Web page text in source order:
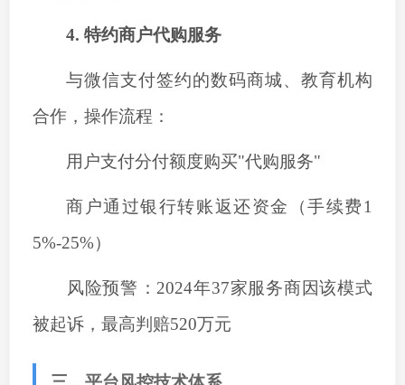
4. ‌特约商户代购服务
与微信支付签约的数码商城、教育机构
合作，操作流程：
用户支付分付额度购买"代购服务"
商户通过银行转账返还资金（手续费1
5%-25%）
‌风险预警‌：2024年37家服务商因该模式
被起诉，最高判赔520万元